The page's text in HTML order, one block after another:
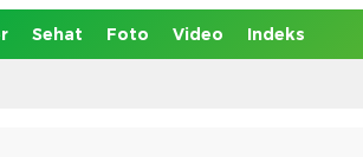
Sehat Foto Video Indeks